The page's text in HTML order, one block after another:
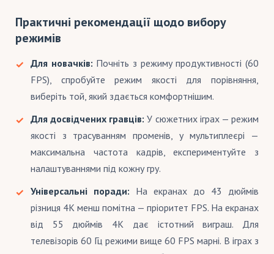
Практичні рекомендації щодо вибору
режимів
Для новачків: Почніть з режиму продуктивності (60
FPS), спробуйте режим якості для порівняння,
виберіть той, який здається комфортнішим.
Для досвідчених гравців: У сюжетних іграх — режим
якості з трасуванням променів, у мультиплеєрі —
максимальна частота кадрів, експериментуйте з
налаштуваннями під кожну гру.
Універсальні поради: На екранах до 43 дюймів
різниця 4K менш помітна — пріоритет FPS. На екранах
від 55 дюймів 4K дає істотний виграш. Для
телевізорів 60 Гц режими вище 60 FPS марні. В іграх з